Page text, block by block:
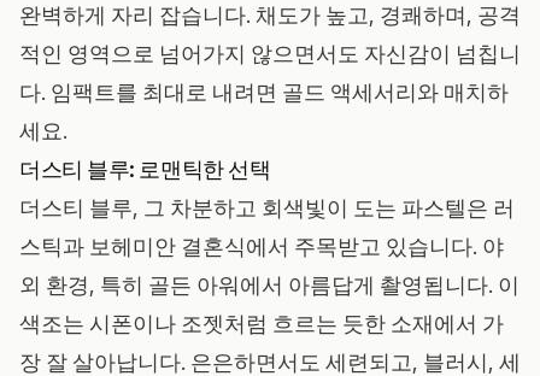
완벽하게 자리 잡습니다. 채도가 높고, 경쾌하며, 공격
적인 영역으로 넘어가지 않으면서도 자신감이 넘칩니
다. 임팩트를 최대로 내려면 골드 액세서리와 매치하
세요.
더스티 블루: 로맨틱한 선택
더스티 블루, 그 차분하고 회색빛이 도는 파스텔은 러
스틱과 보헤미안 결혼식에서 주목받고 있습니다. 야
외 환경, 특히 골든 아워에서 아름답게 촬영됩니다. 이
색조는 시폰이나 조젯처럼 흐르는 듯한 소재에서 가
장 잘 살아납니다. 은은하면서도 세련되고, 블러시, 세